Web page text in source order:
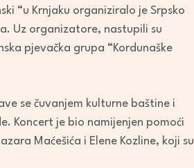
“u Krnjaku organiziralo je Srpsko
Uz organizatore, nastupili su
pjevačka grupa “Kordunaške
se čuvanjem kulturne baštine i
Koncert je bio namijenjen pomoći
Maćešića i Elene Kozline, koji su